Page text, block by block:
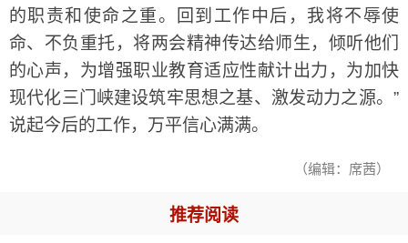
的职责和使命之重。回到工作中后，我将不辱使
命、不负重托，将两会精神传达给师生，倾听他们
的心声，为增强职业教育适应性献计出力，为加快
现代化三门峡建设筑牢思想之基、激发动力之源。”
说起今后的工作，万平信心满满。
（编辑：席茜）
推荐阅读